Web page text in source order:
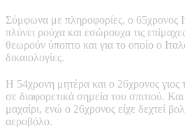
Σύμφωνα με πληροφορίες, ο 65χρονος
πλύνει ρούχα και εσώρουχα τις
θεωρούν ύποπτο και για το οποίο ο
δικαιολογίες.
Η 54χρονη μητέρα και ο 26χρονος γιος
σε διαφορετικά σημεία του σπιτιού.
μαχαίρι, ενώ ο 26χρονος είχε δεχτεί
αεροβόλο.